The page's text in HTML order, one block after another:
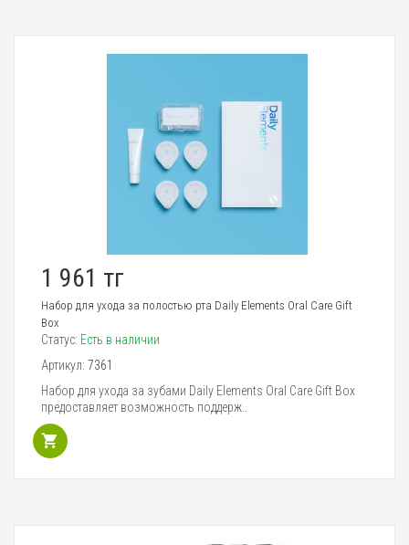
1 961 тг
Набор для ухода за полостью рта Daily Elements Oral Care Gift
Box
Статус: Есть в наличии
Артикул: 7361
Набор для ухода за зубами Daily Elements Oral Care Gift Box
предоставляет возможность поддерж..